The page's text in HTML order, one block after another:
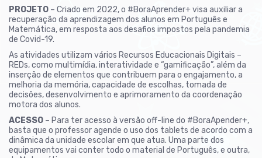
PROJETO – Criado em 2022, o #BoraAprender+ visa auxiliar a
recuperação da aprendizagem dos alunos em Português e
Matemática, em resposta aos desafios impostos pela pandemia
de Covid-19.
As atividades utilizam vários Recursos Educacionais Digitais –
REDs, como multimídia, interatividade e “gamificação”, além da
inserção de elementos que contribuem para o engajamento, a
melhoria da memória, capacidade de escolhas, tomada de
decisões, desenvolvimento e aprimoramento da coordenação
motora dos alunos.
ACESSO – Para ter acesso à versão off-line do #BoraApender+,
basta que o professor agende o uso dos tablets de acordo com a
dinâmica da unidade escolar em que atua. Uma parte dos
equipamentos vai conter todo o material de Português, e outra,